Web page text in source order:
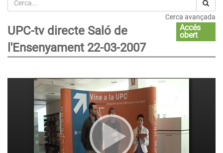
Cerca avançada
UPC-tv directe Saló de
l'Ensenyament 22-03-2007
Accés
obert